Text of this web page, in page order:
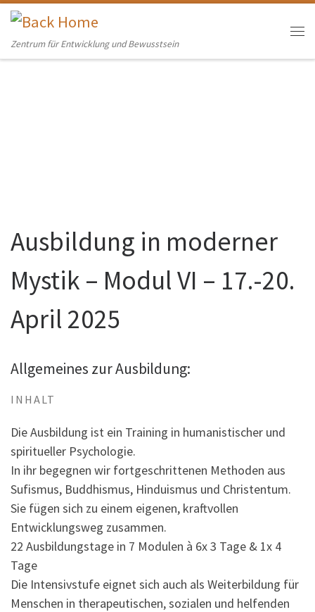
Skip to content
Zentrum für Entwicklung und Bewusstsein
Ausbildung in moderner
Mystik – Modul VI – 17.-20.
April 2025
Allgemeines zur Ausbildung:
INHALT
Die Ausbildung ist ein Training in humanistischer und
spiritueller Psychologie.
In ihr begegnen wir fortgeschrittenen Methoden aus
Sufismus, Buddhismus, Hinduismus und Christentum.
Sie fügen sich zu einem eigenen, kraftvollen
Entwicklungsweg zusammen.
22 Ausbildungstage in 7 Modulen à 6x 3 Tage & 1x 4
Tage
Die Intensivstufe eignet sich auch als Weiterbildung für
Menschen in therapeutischen, sozialen und helfenden